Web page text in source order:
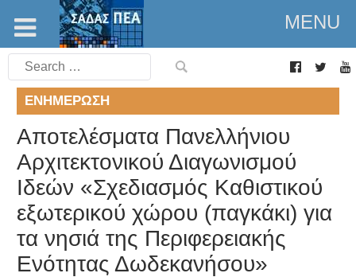
MENU
Search
for:
ΕΝΗΜΈΡΩΣΗ
Αποτελέσματα Πανελλήνιου
Αρχιτεκτονικού Διαγωνισμού
Ιδεών «Σχεδιασμός Καθιστικού
εξωτερικού χώρου (παγκάκι) για
τα νησιά της Περιφερειακής
Ενότητας Δωδεκανήσου»